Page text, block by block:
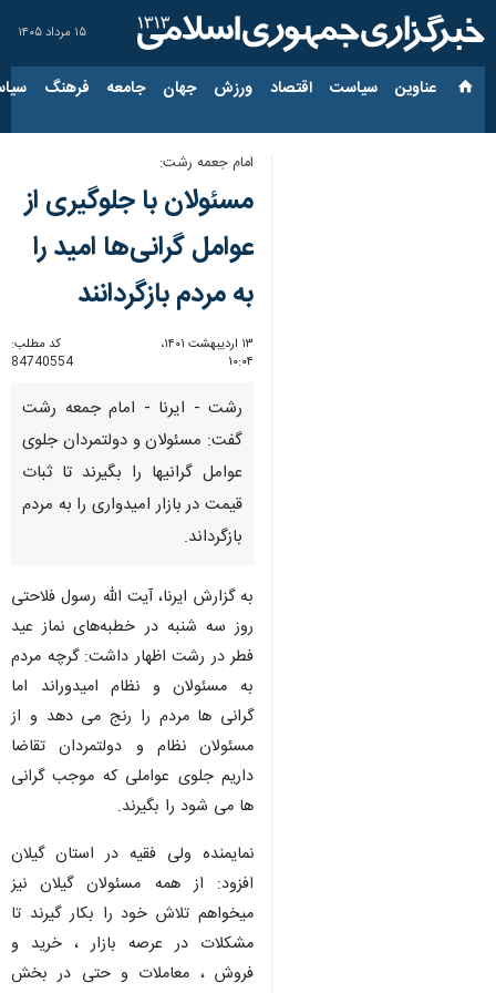
۱۵ مرداد ۱۴۰۵
عناوین‌ سیاست اقتصاد ورزش جهان جامعه فرهنگ
امام جعمه رشت:
مسئولان با جلوگیری از
عوامل گرانی‌ها امید را
به مردم بازگردانند
۱۳ اردیبهشت ۱۴۰۱،
۱۰:۰۴
کد مطلب:
84740554
رشت - ایرنا - امام جمعه رشت
گفت: مسئولان و دولتمردان جلوی
عوامل گرانی‎ها را بگیرند تا ثبات
قیمت در بازار امیدواری را به مردم
بازگرداند.
به گزارش ایرنا، آیت الله رسول فلاحتی
روز سه شنبه در خطبه‌های نماز عید
فطر در رشت اظهار داشت: گرچه مردم
به مسئولان و نظام امیدوراند اما
گرانی ها مردم را رنج می دهد و از
مسئولان نظام و دولتمردان تقاضا
داریم جلوی عواملی که موجب گرانی
ها می شود را بگیرند.
نمایمنده ولی فقیه در استان گیلان
افزود: از همه مسئولان گیلان نیز
میخواهم تلاش خود را بکار گیرند تا
مشکلات در عرصه بازار ، خرید و
فروش ، معاملات و حتی در بخش